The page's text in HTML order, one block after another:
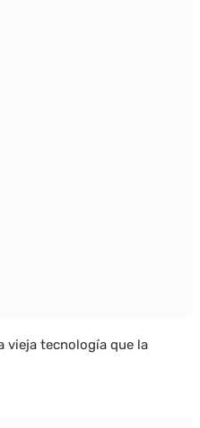
vieja tecnología que la